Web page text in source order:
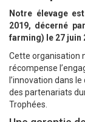
Notre élevage
2019, décerné
farming) le 27 juin
Cette organisation
récompense
l’innovation dans
des partenariats
Trophées.